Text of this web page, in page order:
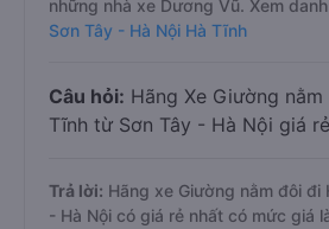
những nhà xe Dương Vũ. Xem
Sơn Tây - Hà Nội Hà Tĩnh
Câu hỏi: Hãng Xe Giường
Tĩnh từ Sơn Tây - Hà Nội giá
Trả lời: Hãng xe Giường nằm đôi đi
- Hà Nội có giá rẻ nhất có mức giá